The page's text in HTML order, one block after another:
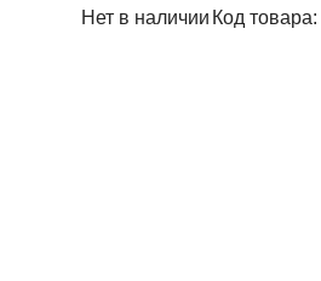
Нет в наличии Код товара: